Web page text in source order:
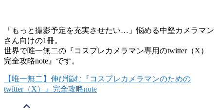
「もっと撮影予定を充実させたい…」悩める中堅カメラマン
さん向けの1冊。
世界で唯一無二の『コスプレカメラマン専用のtwitter（X）
完全攻略note』です。
【唯一無二】伸び悩む『コスプレカメラマンのための
twitter（X）』完全攻略note